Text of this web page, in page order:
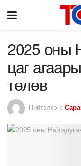
2025 оны
цаг
төлөв
Нийтэлсэн: